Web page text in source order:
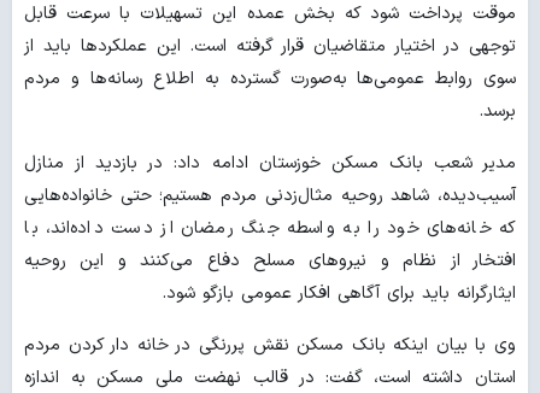
موقت پرداخت شود که بخش عمده این تسهیلات با سرعت قابل
توجهی در اختیار متقاضیان قرار گرفته است. این عملکردها باید از
سوی روابط عمومی‌ها به‌صورت گسترده به اطلاع رسانه‌ها و مردم
برسد.
مدیر شعب بانک مسکن خوزستان ادامه داد: در بازدید از منازل
آسیب‌دیده، شاهد روحیه مثال‌زدنی مردم هستیم؛ حتی خانواده‌هایی
که خانه‌های خود را به واسطه جنگ رمضان از دست داده‌اند، با
افتخار از نظام و نیروهای مسلح دفاع می‌کنند و این روحیه
ایثارگرانه باید برای آگاهی افکار عمومی بازگو شود.
وی با بیان اینکه بانک مسکن نقش پررنگی در خانه دار کردن مردم
استان داشته است، گفت: در قالب نهضت ملی مسکن به اندازه